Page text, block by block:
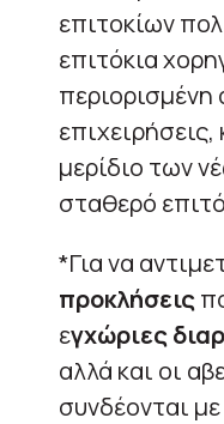
επιτοκίων
επιτόκια
περιορισμένη
μερίδιο των
σταθερό
*Για να
προκλήσεις
εγχώριες
αλλά και οι
συνδέονται